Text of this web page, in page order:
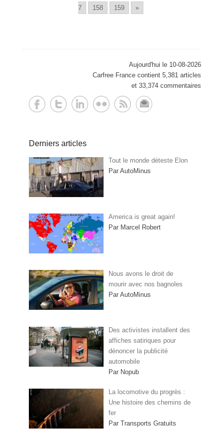
7 158 159 »
Aujourd'hui le 10-08-2026
Carfree France contient 5,381 articles
et 33,374 commentaires
Derniers articles
Tout le monde déteste Elon
Par AutoMinus
America is great again!
Par Marcel Robert
Nous avons le droit de
mourir avec nos bagnoles
Par AutoMinus
Des activistes installent des
affiches satiriques pour
dénoncer la publicité
automobile
Par Nopub
La locomotive du progrès :
Une histoire des chemins de
fer
Par Transports Gratuits